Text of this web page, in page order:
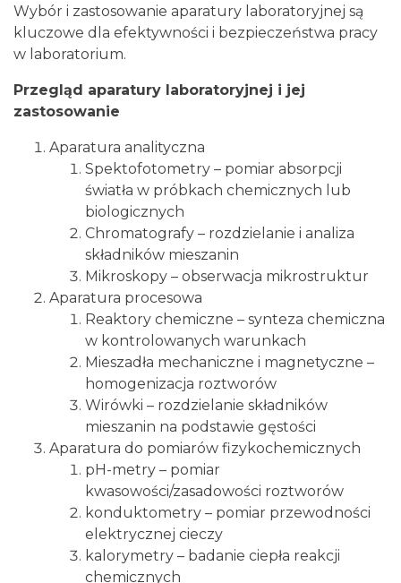
Wybór i zastosowanie aparatury laboratoryjnej są
kluczowe dla efektywności i bezpieczeństwa pracy
w laboratorium.
Przegląd aparatury laboratoryjnej i jej
zastosowanie
Aparatura analityczna
Spektofotometry – pomiar absorpcji
światła w próbkach chemicznych lub
biologicznych
Chromatografy – rozdzielanie i analiza
składników mieszanin
Mikroskopy – obserwacja mikrostruktur
Aparatura procesowa
Reaktory chemiczne – synteza chemiczna
w kontrolowanych warunkach
Mieszadła mechaniczne i magnetyczne –
homogenizacja roztworów
Wirówki – rozdzielanie składników
mieszanin na podstawie gęstości
Aparatura do pomiarów fizykochemicznych
pH-metry – pomiar
kwasowości/zasadowości roztworów
konduktometry – pomiar przewodności
elektrycznej cieczy
kalorymetry – badanie ciepła reakcji
chemicznych